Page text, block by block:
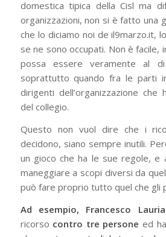
domestica tipica della Cisl ma
organizzazioni, non si è fatto una
che lo diciamo noi de il9marzo.it,
se ne sono occupati. Non è facile,
possa essere veramente al
soprattutto quando fra le parti
dirigenti dell’organizzazione che
del collegio.
Questo non vuol dire che i
decidono, siano sempre inutili.
un gioco che ha le sue regole, e
maneggiare a scopi diversi da
può fare proprio tutto quel che gli
Ad esempio, Francesco Lauria
ricorso contro tre persone ed